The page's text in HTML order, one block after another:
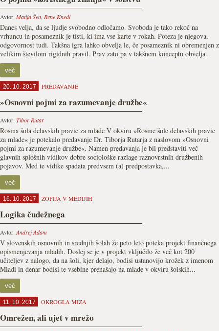
Avtor:Matija Šen, Rene Knedl
Danes velja, da se ljudje svobodno odločamo. Svoboda je tako rekoč na
vrhuncu in posameznik je tisti, ki ima vse karte v rokah. Poteza je njegova,
odgovornost tudi. Takšna igra lahko obvelja le, če posameznik ni obremenjen z
velikim številom rigidnih pravil. Prav zato pa v takšnem konceptu obvelja...
več
20. 10. 2017 PREDAVANJE
»Osnovni pojmi za razumevanje družbe«
Avtor:Tibor Rutar
Rosina šola delavskih pravic za mlade V okviru »Rosine šole delavskih pravic
za mlade« je potekalo predavanje Dr. Tiborja Rutarja z naslovom »Osnovni
pojmi za razumevanje družbe«. Namen predavanja je bil predstaviti več
glavnih splošnih vidikov dobre sociološke razlage raznovrstnih družbenih
pojavov. Med te vidike spadata predvsem (a) predpostavka,...
več
16. 10. 2017 ZOFIJA V MEDIJIH
Logika čudežnega
Avtor:Andrej Adam
V slovenskih osnovnih in srednjih šolah že peto leto poteka projekt finančnega
opismenjevanja mladih. Doslej se je v projekt vključilo že več kot 200
učiteljev z nalogo, da na šoli, kjer delajo, bodisi ustanovijo krožek z imenom
Mladi in denar bodisi te vsebine prenašajo na mlade v okviru šolskih...
več
11. 10. 2017 OKROGLA MIZA
Omrežen, ali ujet v mrežo